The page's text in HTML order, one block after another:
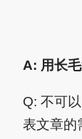
A: 用长
Q: 不可
表文章的